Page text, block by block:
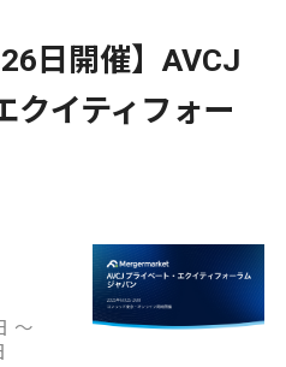
日開催】AVCJ
クイティフォー
～